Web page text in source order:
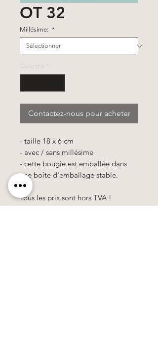
OT 32
Millésime: *
Quantité
Contactez-nous pour acheter
- taille 18 x 6 cm
- avec / sans millésime
- cette bougie est emballée dans
une boîte d'emballage stable.
Tous les prix sont hors TVA !